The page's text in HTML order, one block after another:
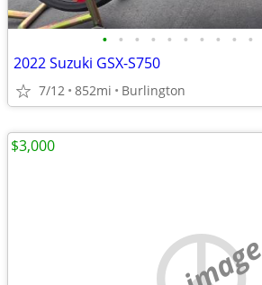
• • • • • • • • • •
2022 Suzuki GSX-S750
7/12 852mi Burlington
$3,000